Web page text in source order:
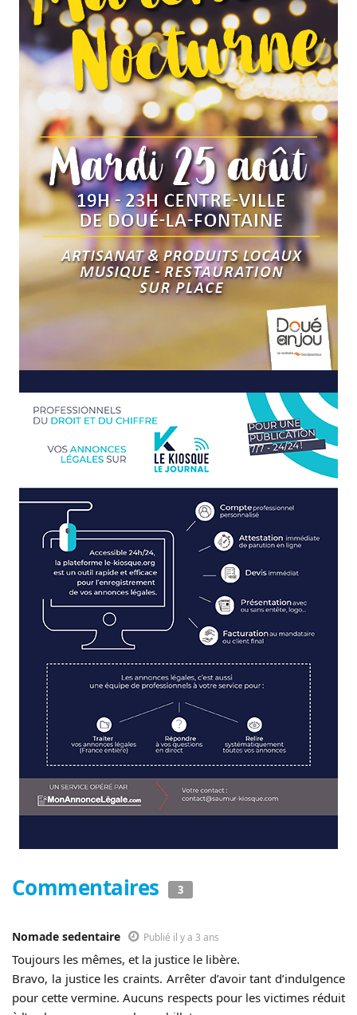
Commentaires 3
Nomade sedentaire Publié il y a 3 ans
Toujours les mêmes, et la justice le libère.
Bravo, la justice les craints. Arrêter d’avoir tant d’indulgence
pour cette vermine. Aucuns respects pour les victimes réduit